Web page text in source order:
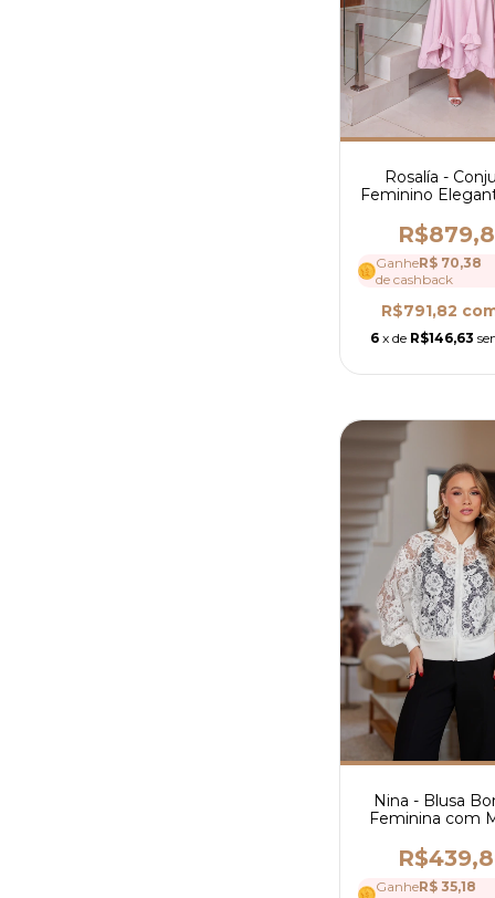
Rosalía -
Feminino
Manga Bufante e
Ref 4188
GanheR$ 70,38
de cashback
R$791,82
6 x de R$146,63
Nina - Blusa
Feminina com
em Zíper - Ref
GanheR$ 35,18